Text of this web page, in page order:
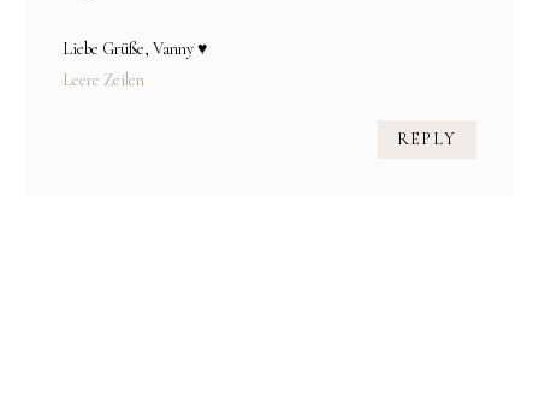
Liebe Grüße, Vanny ♥
Leere Zeilen
REPLY